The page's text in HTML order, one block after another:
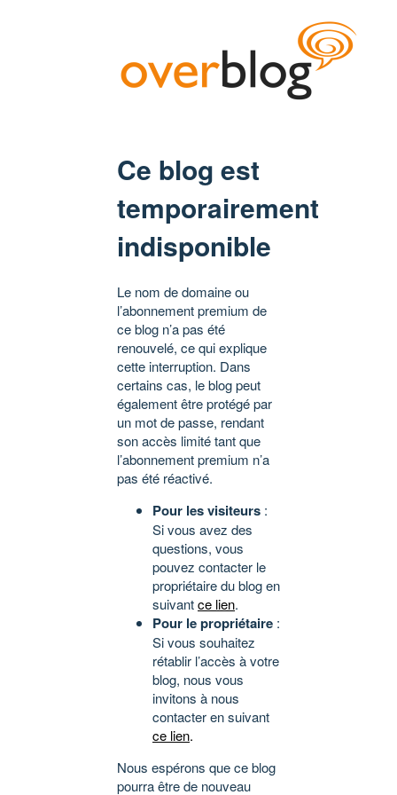
Ce blog est
temporairement
indisponible
Le nom de domaine ou
l’abonnement premium de
ce blog n’a pas été
renouvelé, ce qui explique
cette interruption. Dans
certains cas, le blog peut
également être protégé par
un mot de passe, rendant
son accès limité tant que
l’abonnement premium n’a
pas été réactivé.
Pour les visiteurs :
Si vous avez des
questions, vous
pouvez contacter le
propriétaire du blog en
suivantce lien.
Pour le propriétaire :
Si vous souhaitez
rétablir l’accès à votre
blog, nous vous
invitons à nous
contacter en suivant
ce lien.
Nous espérons que ce blog
pourra être de nouveau